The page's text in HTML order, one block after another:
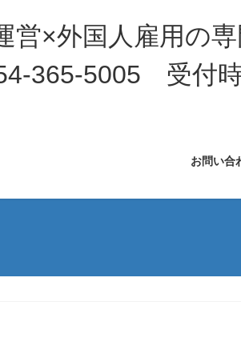
営×外国人雇用の
365-5005 受付
お問い合